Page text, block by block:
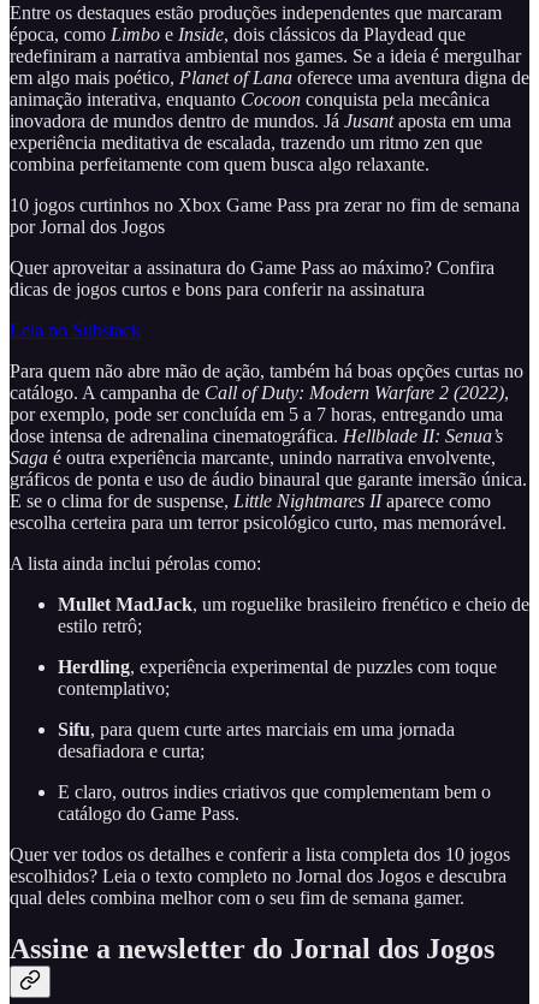
Entre os destaques estão produções independentes que marcaram
época, como Limbo e Inside, dois clássicos da Playdead que
redefiniram a narrativa ambiental nos games. Se a ideia é mergulhar
em algo mais poético, Planet of Lana oferece uma aventura digna de
animação interativa, enquanto Cocoon conquista pela mecânica
inovadora de mundos dentro de mundos. Já Jusantaposta em uma
experiência meditativa de escalada, trazendo um ritmo zen que
combina perfeitamente com quem busca algo relaxante.
10 jogos curtinhos no Xbox Game Pass pra zerar no fim de semana
por Jornal dos Jogos
Quer aproveitar a assinatura do Game Pass ao máximo? Confira
dicas de jogos curtos e bons para conferir na assinatura
Leia no Substack
Para quem não abre mão de ação, também há boas opções curtas no
catálogo. A campanha de Call of Duty: Modern Warfare 2 (2022),
por exemplo, pode ser concluída em 5 a 7 horas, entregando uma
dose intensa de adrenalina cinematográfica. Hellblade II: Senua’s
Saga é outra experiência marcante, unindo narrativa envolvente,
gráficos de ponta e uso de áudio binaural que garante imersão única.
E se o clima for de suspense, Little Nightmares IIaparece como
escolha certeira para um terror psicológico curto, mas memorável.
A lista ainda inclui pérolas como:
Mullet MadJack, um roguelike brasileiro frenético e cheio de
estilo retrô;
Herdling, experiência experimental de puzzles com toque
contemplativo;
Sifu, para quem curte artes marciais em uma jornada
desafiadora e curta;
E claro, outros indies criativos que complementam bem o
catálogo do Game Pass.
Quer ver todos os detalhes e conferir a lista completa dos 10 jogos
escolhidos? Leia o texto completo no Jornal dos Jogos e descubra
qual deles combina melhor com o seu fim de semana gamer.
Assine a newsletter do Jornal dos Jogos